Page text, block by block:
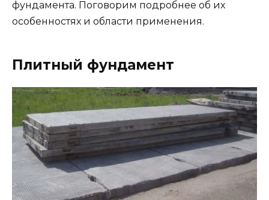
фундамента. Поговорим подробнее об их
особенностях и области применения.
Плитный фундамент